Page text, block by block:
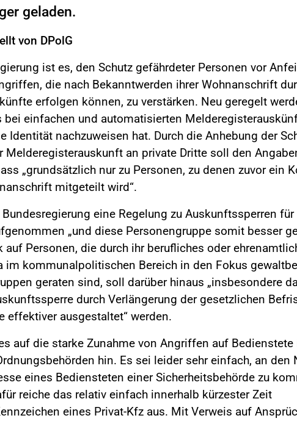
geladen.
von DPolG
ist es, den Schutz gefährdeter Personen vor
die nach Bekanntwerden ihrer Wohnanschrift
erfolgen können, zu verstärken. Neu geregelt
bei einfachen und automatisierten
Identität nachzuweisen hat. Durch die Anhebung der
Melderegisterauskunft an private Dritte soll den
„grundsätzlich nur zu Personen, zu denen zuvor ein
mitgeteilt wird“.
eine Regelung zu Auskunftssperren für
„und diese Personengruppe somit besser
auf Personen, die durch ihr berufliches oder
im kommunalpolitischen Bereich in den Fokus
geraten sind, soll darüber hinaus „insbesondere
durch Verlängerung der gesetzlichen
effektiver ausgestaltet“ werden.
auf die starke Zunahme von Angriffen auf Bedienstete
hin. Es sei leider sehr einfach, an den
eines Bediensteten einer Sicherheitsbehörde zu
reiche das relativ einfach innerhalb kürzester Zeit
eines Privat-Kfz aus. Mit Verweis auf